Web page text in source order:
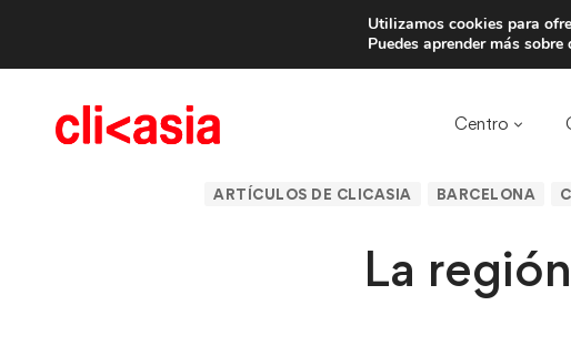
Trae a un
Centro
ARTÍCULOS DE CLICASIA BARCELONA
La
Utilizamos cookies para
Puedes aprender más